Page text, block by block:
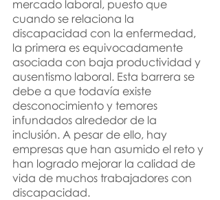
mercado laboral, puesto que
cuando se relaciona la
discapacidad con la enfermedad,
la primera es equivocadamente
asociada con baja productividad y
ausen­tismo laboral. Esta barrera se
debe a que todavía existe
desconocimiento y temores
infundados alrededor de la
inclusión. A pesar de ello, hay
empresas que han asumido el reto y
han logrado mejorar la calidad de
vida de muchos trabajadores con
discapacidad.